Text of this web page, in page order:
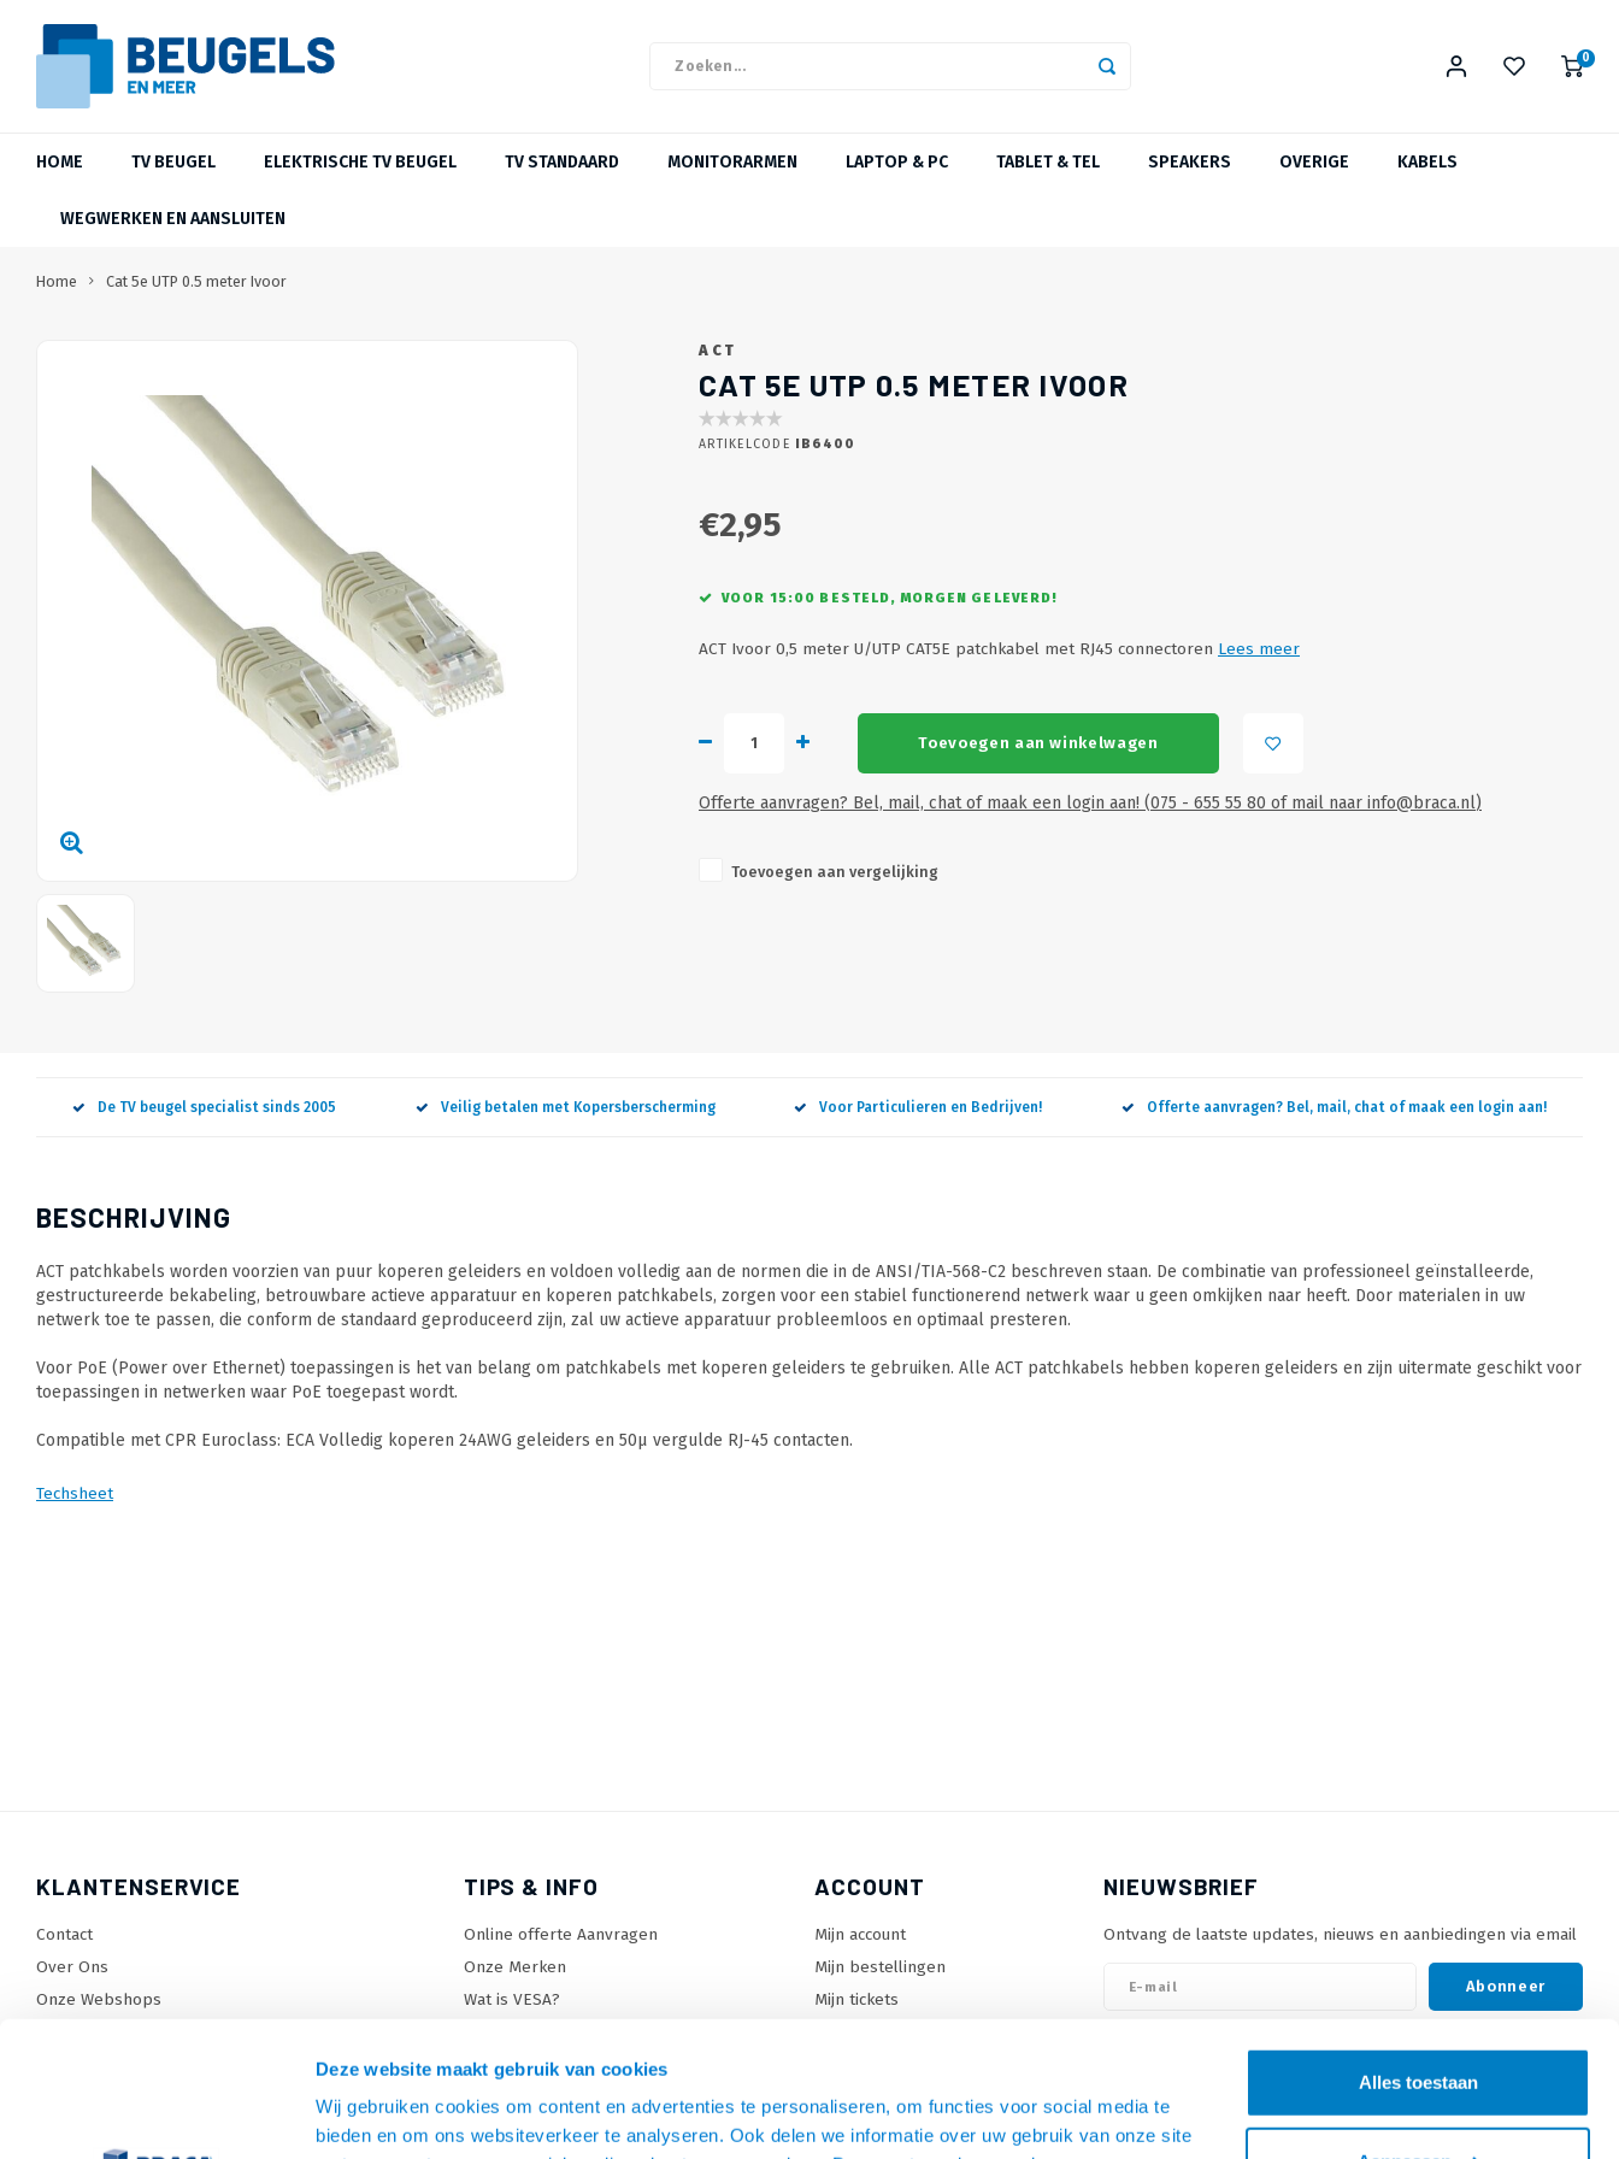
Deze website maakt gebruik van cookies
Wij gebruiken cookies om content en advertenties te personaliseren, om functies voor social media te
bieden en om ons websiteverkeer te analyseren. Ook delen we informatie over uw gebruik van onze site
Alles toestaan
0
HOME TV BEUGEL ELEKTRISCHE TV BEUGEL TV STANDAARD MONITORARMEN LAPTOP & PC TABLET & TEL SPEAKERS OVERIGE KABELS
WEGWERKEN EN AANSLUITEN
Home Cat 5e UTP 0.5 meter Ivoor
ACT
CAT 5E UTP 0.5 METER IVOOR
ARTIKELCODE IB6400
€2,95
VOOR 15:00 BESTELD, MORGEN GELEVERD!
ACT Ivoor 0,5 meter U/UTP CAT5E patchkabel met RJ45 connectoren Lees meer
Toevoegen aan winkelwagen
Offerte aanvragen? Bel, mail, chat of maak een login aan! (075 - 655 55 80 of mail naar info@braca.nl)
Toevoegen aan vergelijking
De TV beugel specialist sinds 2005 Veilig betalen met Kopersberscherming Voor Particulieren en Bedrijven! Offerte aanvragen? Bel, mail, chat of maak een login aan!
BESCHRIJVING
ACT patchkabels worden voorzien van puur koperen geleiders en voldoen volledig aan de normen die in de ANSI/TIA-568-C2 beschreven staan. De combinatie van professioneel geïnstalleerde,
gestructureerde bekabeling, betrouwbare actieve apparatuur en koperen patchkabels, zorgen voor een stabiel functionerend netwerk waar u geen omkijken naar heeft. Door materialen in uw
netwerk toe te passen, die conform de standaard geproduceerd zijn, zal uw actieve apparatuur probleemloos en optimaal presteren.
Voor PoE (Power over Ethernet) toepassingen is het van belang om patchkabels met koperen geleiders te gebruiken. Alle ACT patchkabels hebben koperen geleiders en zijn uitermate geschikt voor
toepassingen in netwerken waar PoE toegepast wordt.
Compatible met CPR Euroclass: ECA Volledig koperen 24AWG geleiders en 50µ vergulde RJ-45 contacten.
Techsheet
KLANTENSERVICE
Contact
Over Ons
Onze Webshops
TIPS & INFO
Online offerte Aanvragen
Onze Merken
Wat is VESA?
TV standaard keuzehulp
TV lift keuzehulp
Monitorarm keuzehulp
ACCOUNT
Mijn account
Mijn bestellingen
Mijn tickets
NIEUWSBRIEF
Ontvang de laatste updates, nieuws en aanbiedingen via email
Abonneer